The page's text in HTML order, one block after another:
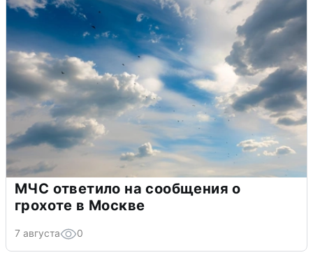
МЧС ответило на сообщения о
грохоте в Москве
7 августа 0